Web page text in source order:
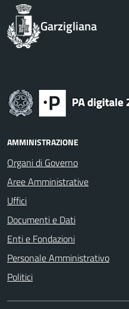
Garzigliana
AMMINISTRAZIONE
Organi di Governo
Aree Amministrative
Uffici
Documenti e Dati
Enti e Fondazioni
Personale Amministrativo
Politici